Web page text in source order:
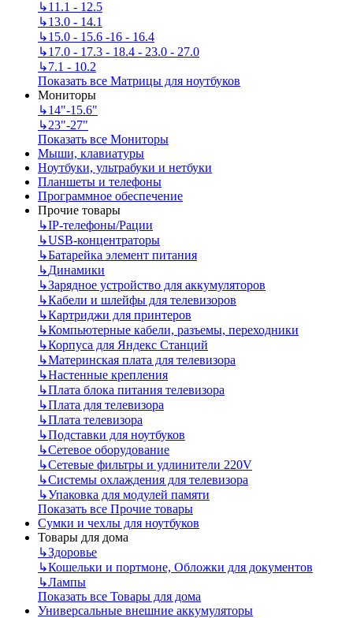
↳11.1 - 12.5
↳13.0 - 14.1
↳15.0 - 15.6 -16 - 16.4
↳17.0 - 17.3 - 18.4 - 23.0 - 27.0
↳7.1 - 10.2
Показать все Матрицы для ноутбуков
Мониторы
↳14"-15.6"
↳23"-27"
Показать все Мониторы
Мыши, клавиатуры
Ноутбуки, ультрабуки и нетбуки
Планшеты и телефоны
Программное обеспечение
Прочие товары
↳IP‑телефоны/Рации
↳USB-концентраторы
↳Батарейка элемент питания
↳Динамики
↳Зарядное устройство для аккумуляторов
↳Кабели и шлейфы для телевизоров
↳Картриджи для принтеров
↳Компьютерные кабели, разъемы, переходники
↳Корпуса для Яндекс Станций
↳Материнская плата для телевизора
↳Настенные крепления
↳Плата блока питания телевизора
↳Плата для телевизора
↳Плата телевизора
↳Подставки для ноутбуков
↳Сетевое оборудование
↳Сетевые фильтры и удлинители 220V
↳Системы охлаждения для телевизора
↳Упаковка для модулей памяти
Показать все Прочие товары
Сумки и чехлы для ноутбуков
Товары для дома
↳Здоровье
↳Кошельки и портмоне, Обложки для документов
↳Лампы
Показать все Товары для дома
Универсальные внешние аккумуляторы